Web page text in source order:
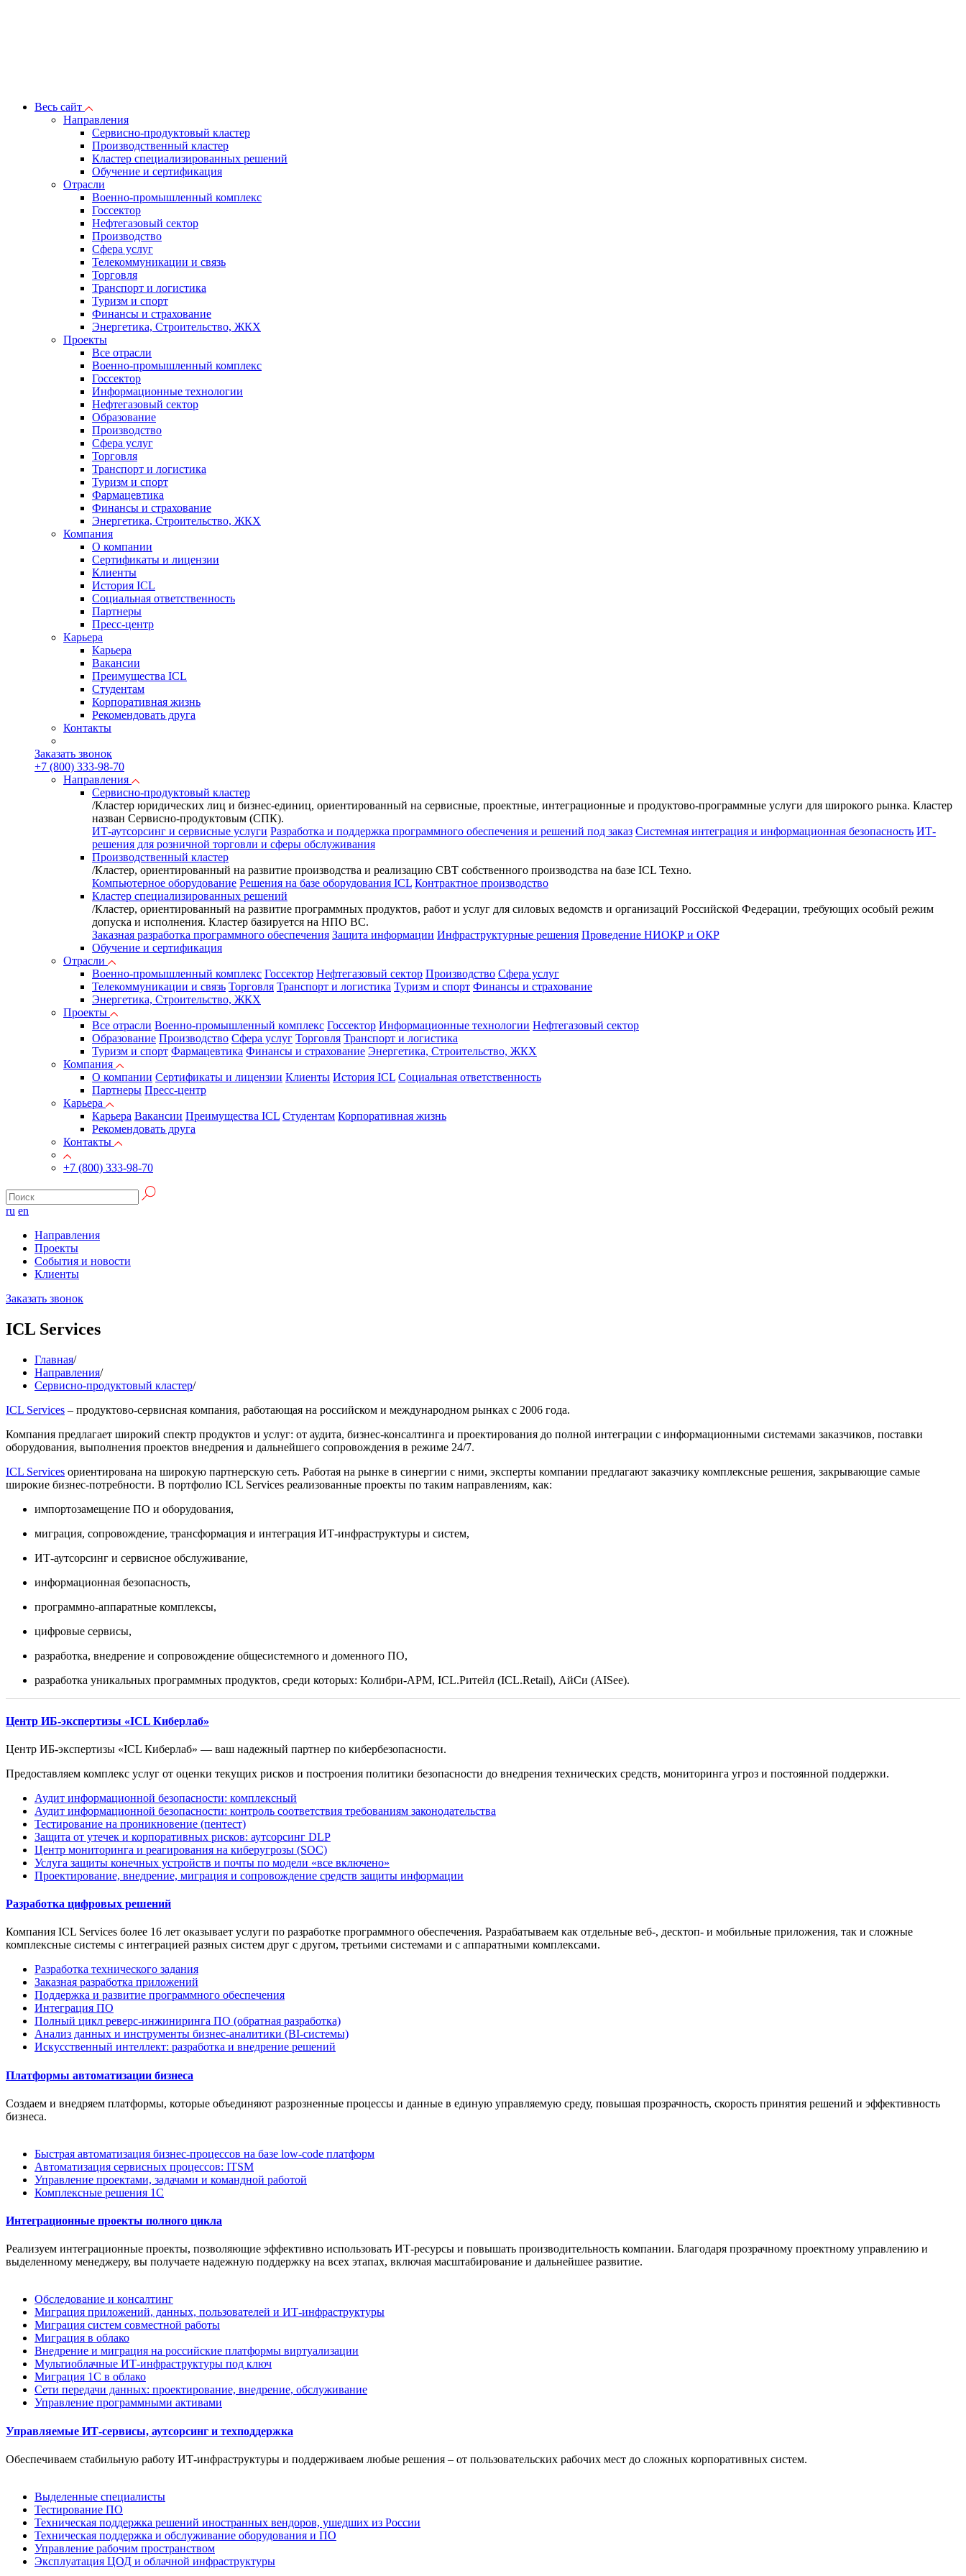
Весь сайт
Направления
Сервисно-продуктовый кластер
Производственный кластер
Кластер специализированных решений
Обучение и сертификация
Отрасли
Военно-промышленный комплекс
Госсектор
Нефтегазовый сектор
Производство
Сфера услуг
Телекоммуникации и связь
Торговля
Транспорт и логистика
Туризм и спорт
Финансы и страхование
Энергетика, Строительство, ЖКХ
Проекты
Все отрасли
Военно-промышленный комплекс
Госсектор
Информационные технологии
Нефтегазовый сектор
Образование
Производство
Сфера услуг
Торговля
Транспорт и логистика
Туризм и спорт
Фармацевтика
Финансы и страхование
Энергетика, Строительство, ЖКХ
Компания
О компании
Сертификаты и лицензии
Клиенты
История ICL
Социальная ответственность
Партнеры
Пресс-центр
Карьера
Карьера
Вакансии
Преимущества ICL
Студентам
Корпоративная жизнь
Рекомендовать друга
Контакты
Заказать звонок
+7 (800) 333-98-70
Направления
Сервисно-продуктовый кластер
/Кластер юридических лиц и бизнес-единиц, ориентированный на сервисные, проектные, интеграционные и продуктово-программные услуги для широкого рынка. Кластер
назван Сервисно-продуктовым (СПК).
ИТ-аутсорсинг и сервисные услуги Разработка и поддержка программного обеспечения и решений под заказ Системная интеграция и информационная безопасность ИТ-
решения для розничной торговли и сферы обслуживания
Производственный кластер
/Кластер, ориентированный на развитие производства и реализацию СВТ собственного производства на базе ICL Техно.
Компьютерное оборудование Решения на базе оборудования ICL Контрактное производство
Кластер специализированных решений
/Кластер, ориентированный на развитие программных продуктов, работ и услуг для силовых ведомств и организаций Российской Федерации, требующих особый режим
допуска и исполнения. Кластер базируется на НПО ВС.
Заказная разработка программного обеспечения Защита информации Инфраструктурные решения Проведение НИОКР и ОКР
Обучение и сертификация
Отрасли
Военно-промышленный комплекс Госсектор Нефтегазовый сектор Производство Сфера услуг
Телекоммуникации и связь Торговля Транспорт и логистика Туризм и спорт Финансы и страхование
Энергетика, Строительство, ЖКХ
Проекты
Все отрасли Военно-промышленный комплекс Госсектор Информационные технологии Нефтегазовый сектор
Образование Производство Сфера услуг Торговля Транспорт и логистика
Туризм и спорт Фармацевтика Финансы и страхование Энергетика, Строительство, ЖКХ
Компания
О компании Сертификаты и лицензии Клиенты История ICL Социальная ответственность
Партнеры Пресс-центр
Карьера
Карьера Вакансии Преимущества ICL Студентам Корпоративная жизнь
Рекомендовать друга
Контакты
+7 (800) 333-98-70
ru en
Направления
Проекты
События и новости
Клиенты
Заказать звонок
ICL Services
Главная/
Направления/
Сервисно-продуктовый кластер/
ICL Services – продуктово-сервисная компания, работающая на российском и международном рынках с 2006 года.
Компания предлагает широкий спектр продуктов и услуг: от аудита, бизнес-консалтинга и проектирования до полной интеграции с информационными системами заказчиков, поставки
оборудования, выполнения проектов внедрения и дальнейшего сопровождения в режиме 24/7.
ICL Services ориентирована на широкую партнерскую сеть. Работая на рынке в синергии с ними, эксперты компании предлагают заказчику комплексные решения, закрывающие самые
широкие бизнес-потребности. В портфолио ICL Services реализованные проекты по таким направлениям, как:
импортозамещение ПО и оборудования,
миграция, сопровождение, трансформация и интеграция ИТ-инфраструктуры и систем,
ИТ-аутсорсинг и сервисное обслуживание,
информационная безопасность,
программно-аппаратные комплексы,
цифровые сервисы,
разработка, внедрение и сопровождение общесистемного и доменного ПО,
разработка уникальных программных продуктов, среди которых: Колибри-АРМ, ICL.Ритейл (ICL.Retail), АйСи (AISee).
Центр ИБ-экспертизы «ICL Киберлаб»
Центр ИБ-экспертизы «ICL Киберлаб» — ваш надежный партнер по кибербезопасности.
Предоставляем комплекс услуг от оценки текущих рисков и построения политики безопасности до внедрения технических средств, мониторинга угроз и постоянной поддержки.
Аудит информационной безопасности: комплексный
Аудит информационной безопасности: контроль соответствия требованиям законодательства
Тестирование на проникновение (пентест)
Защита от утечек и корпоративных рисков: аутсорсинг DLP
Центр мониторинга и реагирования на киберугрозы (SOC)
Услуга защиты конечных устройств и почты по модели «все включено»
Проектирование, внедрение, миграция и сопровождение средств защиты информации
Разработка цифровых решений
Компания ICL Services более 16 лет оказывает услуги по разработке программного обеспечения. Разрабатываем как отдельные веб-, десктоп- и мобильные приложения, так и сложные
комплексные системы с интеграцией разных систем друг с другом, третьими системами и с аппаратными комплексами.
Разработка технического задания
Заказная разработка приложений
Поддержка и развитие программного обеспечения
Интеграция ПО
Полный цикл реверс-инжиниринга ПО (обратная разработка)
Анализ данных и инструменты бизнес-аналитики (BI-системы)
Искусственный интеллект: разработка и внедрение решений
Платформы автоматизации бизнеса
Создаем и внедряем платформы, которые объединяют разрозненные процессы и данные в единую управляемую среду, повышая прозрачность, скорость принятия решений и эффективность
бизнеса.
Быстрая автоматизация бизнес-процессов на базе low-code платформ
Автоматизация сервисных процессов: ITSM
Управление проектами, задачами и командной работой
Комплексные решения 1С
Интеграционные проекты полного цикла
Реализуем интеграционные проекты, позволяющие эффективно использовать ИТ-ресурсы и повышать производительность компании. Благодаря прозрачному проектному управлению и
выделенному менеджеру, вы получаете надежную поддержку на всех этапах, включая масштабирование и дальнейшее развитие.
Обследование и консалтинг
Миграция приложений, данных, пользователей и ИТ-инфраструктуры
Миграция систем совместной работы
Миграция в облако
Внедрение и миграция на российские платформы виртуализации
Мультиоблачные ИТ-инфраструктуры под ключ
Миграция 1С в облако
Сети передачи данных: проектирование, внедрение, обслуживание
Управление программными активами
Управляемые ИТ-сервисы, аутсорсинг и техподдержка
Обеспечиваем стабильную работу ИТ-инфраструктуры и поддерживаем любые решения – от пользовательских рабочих мест до сложных корпоративных систем.
Выделенные специалисты
Тестирование ПО
Техническая поддержка решений иностранных вендоров, ушедших из России
Техническая поддержка и обслуживание оборудования и ПО
Управление рабочим пространством
Эксплуатация ЦОД и облачной инфраструктуры